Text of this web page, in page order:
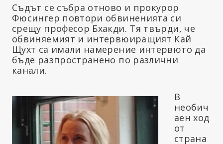
Съдът се събра отново и прокурор
Фюсингер повтори обвиненията си
срещу професор Бхакди. Тя твърди, че
обвиняемият и интервюиращият Кай
Щухт са имали намерение интервюто да
бъде разпространено по различни
канали.
В
необич
аен ход
от
страна